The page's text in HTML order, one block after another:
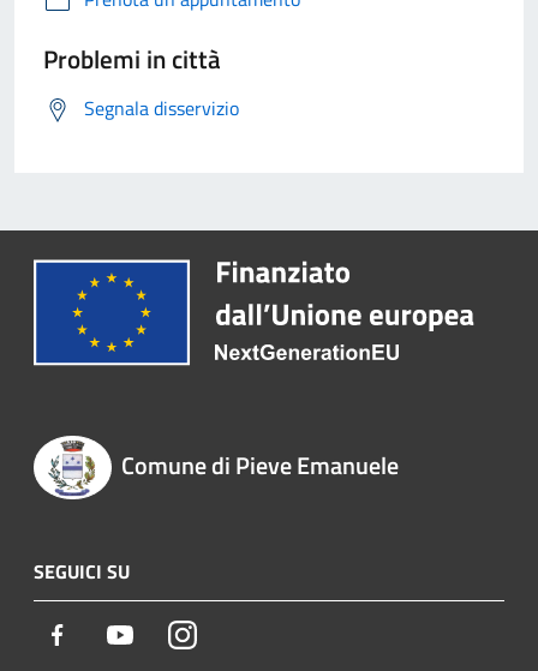
Problemi in città
Segnala disservizio
Comune di Pieve Emanuele
SEGUICI SU
Facebook YoutubeInstagram